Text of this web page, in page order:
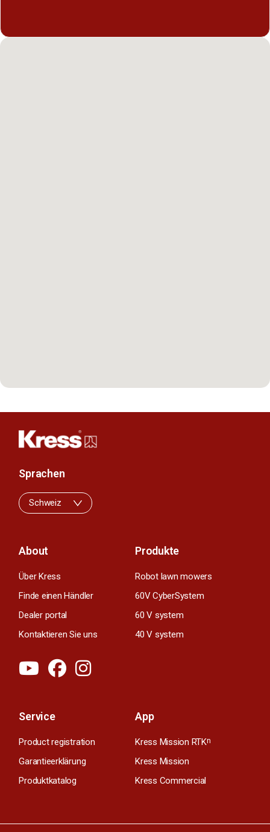
About
Über Kress
Finde einen Händler
Dealer portal
Kontaktieren Sie uns
Produkte
Robot lawn mowers
60V CyberSystem
60 V system
40 V system
Service
Product registration
Garantieerklärung
Produktkatalog
App
Kress Mission RTKn
Kress Mission
Kress Commercial
Sprachen
Schweiz